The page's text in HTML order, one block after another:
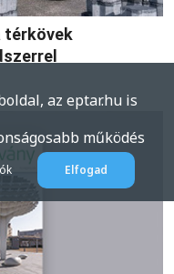
térkövek
az eptar.hu is
működés
Elfogad